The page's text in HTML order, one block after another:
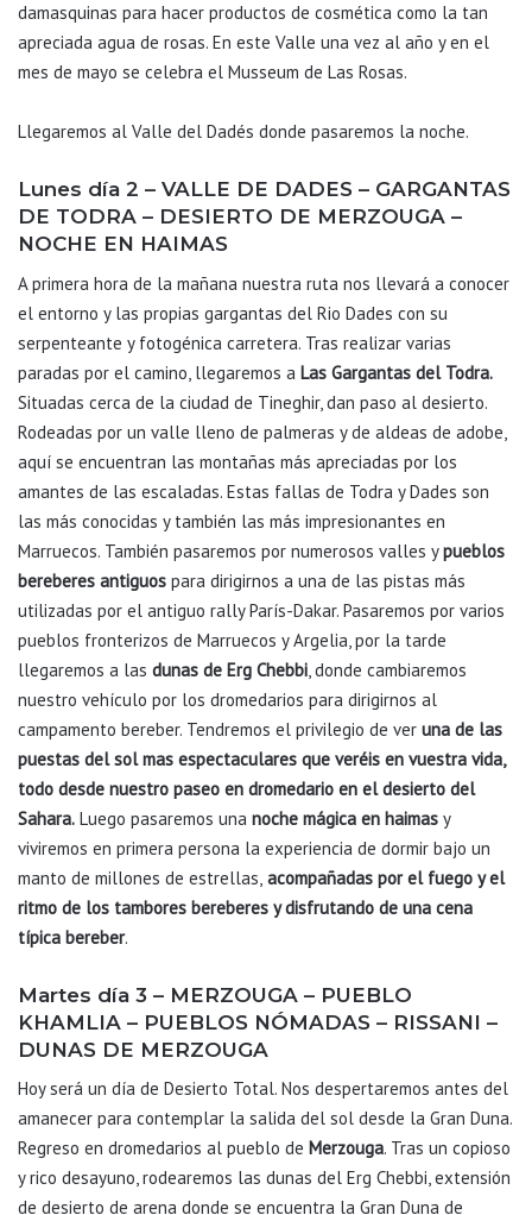
damasquinas para hacer productos de cosmética como la tan
apreciada agua de rosas. En este Valle una vez al año y en el
mes de mayo se celebra el Musseum de Las Rosas.
Llegaremos al Valle del Dadés donde pasaremos la noche.
Lunes día 2 – VALLE DE DADES – GARGANTAS
DE TODRA – DESIERTO DE MERZOUGA –
NOCHE EN HAIMAS
A primera hora de la mañana nuestra ruta nos llevará a conocer
el entorno y las propias gargantas del Rio Dades con su
serpenteante y fotogénica carretera. Tras realizar varias
paradas por el camino, llegaremos a Las Gargantas del Todra.
Situadas cerca de la ciudad de Tineghir, dan paso al desierto.
Rodeadas por un valle lleno de palmeras y de aldeas de adobe,
aquí se encuentran las montañas más apreciadas por los
amantes de las escaladas. Estas fallas de Todra y Dades son
las más conocidas y también las más impresionantes en
Marruecos. También pasaremos por numerosos valles ypueblos
bereberes antiguos para dirigirnos a una de las pistas más
utilizadas por el antiguo rally París-Dakar. Pasaremos por varios
pueblos fronterizos de Marruecos y Argelia, por la tarde
llegaremos a las dunas de Erg Chebbi , donde cambiaremos
nuestro vehículo por los dromedarios para dirigirnos al
campamento bereber. Tendremos el privilegio de ver una de las
puestas del sol mas espectaculares que veréis en vuestra vida,
todo desde nuestro paseo en dromedario en el desierto del
Sahara. Luego pasaremos una noche mágica en haimas y
viviremos en primera persona la experiencia de dormir bajo un
manto de millones de estrellas, acompañadas por el fuego y el
ritmo de los tambores bereberes y disfrutando de una cena
típica bereber.
Martes día 3 – MERZOUGA – PUEBLO
KHAMLIA – PUEBLOS NÓMADAS – RISSANI –
DUNAS DE MERZOUGA
Hoy será un día de Desierto Total. Nos despertaremos antes del
amanecer para contemplar la salida del sol desde la Gran Duna.
Regreso en dromedarios al pueblo de Merzouga. Tras un copioso
y rico desayuno, rodearemos las dunas del Erg Chebbi, extensión
de desierto de arena donde se encuentra la Gran Duna de